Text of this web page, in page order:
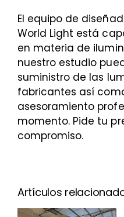
El equipo de
World Light está
en materia de
nuestro estudio
suministro de las
fabricantes así
asesoramiento
momento. Pide tu
compromiso.
Artículos